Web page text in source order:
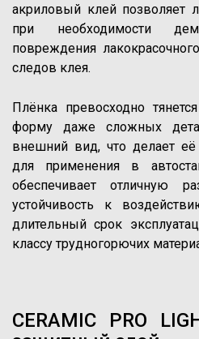
акриловый клей позволяет
при необходимости
повреждения
следов клея.
Плёнка превосходно
форму даже сложных
внешний вид, что делает её
для применения в
обеспечивает отличную
устойчивость к
длительный срок
классу трудногорючих
CERAMIC PRO